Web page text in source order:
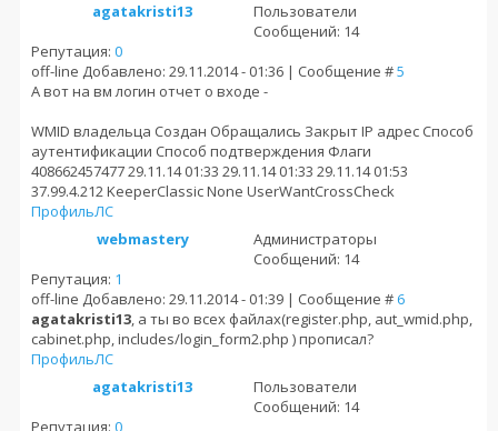
agatakristi13
Пользователи
Сообщений: 14
Репутация: 0
off-line Добавлено: 29.11.2014 - 01:36 | Сообщение #5
А вот на вм логин отчет о входе -
WMID владельца Создан Обращались Закрыт IP адрес Способ
аутентификации Способ подтверждения Флаги
408662457477 29.11.14 01:33 29.11.14 01:33 29.11.14 01:53
37.99.4.212 KeeperClassic None UserWantCrossCheck
ПрофильЛС
webmastery
Администраторы
Сообщений: 14
Репутация: 1
off-line Добавлено: 29.11.2014 - 01:39 | Сообщение # 6
agatakristi13, а ты во всех файлах(register.php, aut_wmid.php,
cabinet.php, includes/login_form2.php ) прописал?
ПрофильЛС
agatakristi13
Пользователи
Сообщений: 14
Репутация: 0